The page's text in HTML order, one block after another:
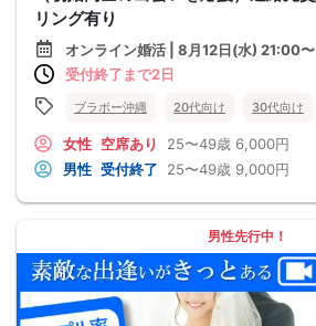
リング有り
オンライン婚活 | 8月12日(水) 21:00〜
受付終了まで2日
ブラボー沖縄 20代向け 30代向け
女性 空席あり 25〜49歳 6,000円
男性 受付終了 25〜49歳 9,000円
男性先行中！